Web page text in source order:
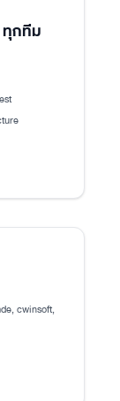
ทุกทีม
cwinsoft,